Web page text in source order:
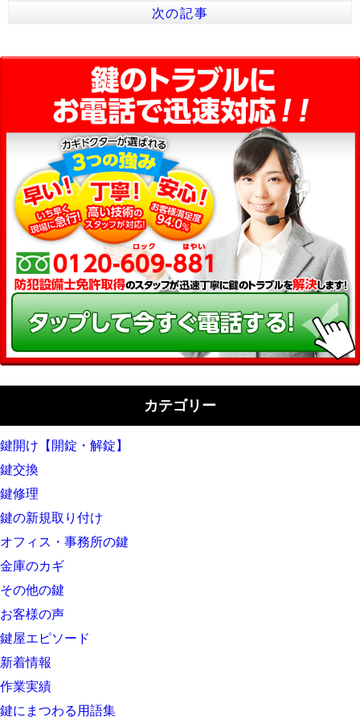
次の記事
カテゴリー
鍵開け【開錠・解錠】
鍵交換
鍵修理
鍵の新規取り付け
オフィス・事務所の鍵
金庫のカギ
その他の鍵
お客様の声
鍵屋エピソード
新着情報
作業実績
鍵にまつわる用語集